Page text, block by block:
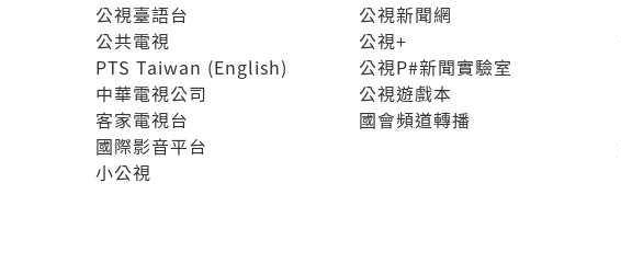
公視臺語台
公共電視
PTS Taiwan (English)
中華電視公司
客家電視台
國際影音平台
小公視
公視新聞網
公視+
公視P#新聞實驗室
公視遊戲本
國會頻道轉播